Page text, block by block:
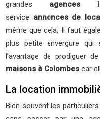
grandes agences
service annonces de
même que cela. Il faut
plus petite envergure
l’avantage de prodiguer
maisons à Colombes car
La location
Bien souvent les